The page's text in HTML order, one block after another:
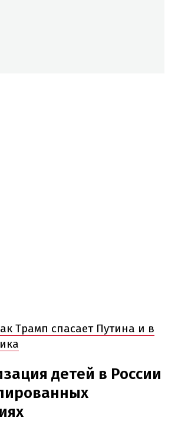
Трамп спасает Путина и в
детей в России